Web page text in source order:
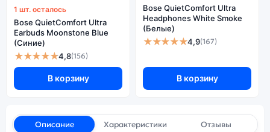
1 шт. осталось
Bose QuietComfort Ultra
Earbuds Moonstone Blue
(Синие)
★★★★★4,8(156)
В корзину
Bose QuietComfort Ultra
Headphones White Smoke
(Белые)
★★★★★4,9(167)
В корзину
Описание Характеристики Отзывы